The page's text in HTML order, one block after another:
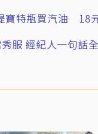
寶特瓶買汽油 18
服 經紀人一句話